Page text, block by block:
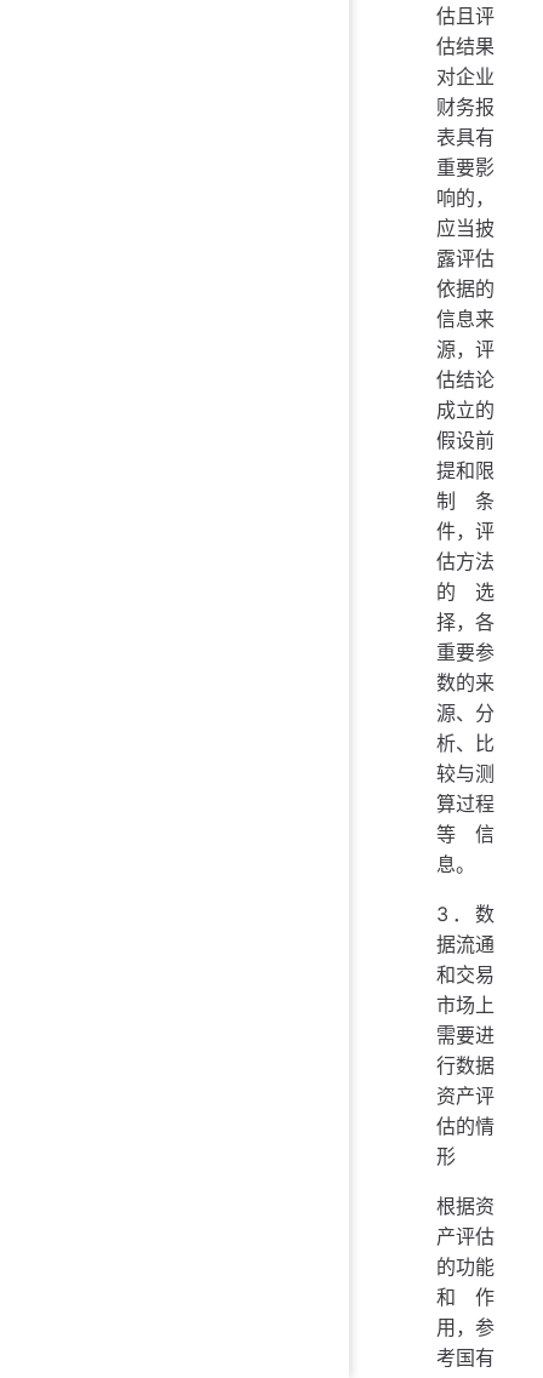
估且评
估结果
对企业
财务报
表具有
重要影
响的，
应当披
露评估
依据的
信息来
源，评
估结论
成立的
假设前
提和限
制条
件，评
估方法
的选
择，各
重要参
数的来
源、分
析、比
较与测
算过程
等信
息。
3．数
据流通
和交易
市场上
需要进
行数据
资产评
估的情
形
根据资
产评估
的功能
和作
用，参
考国有